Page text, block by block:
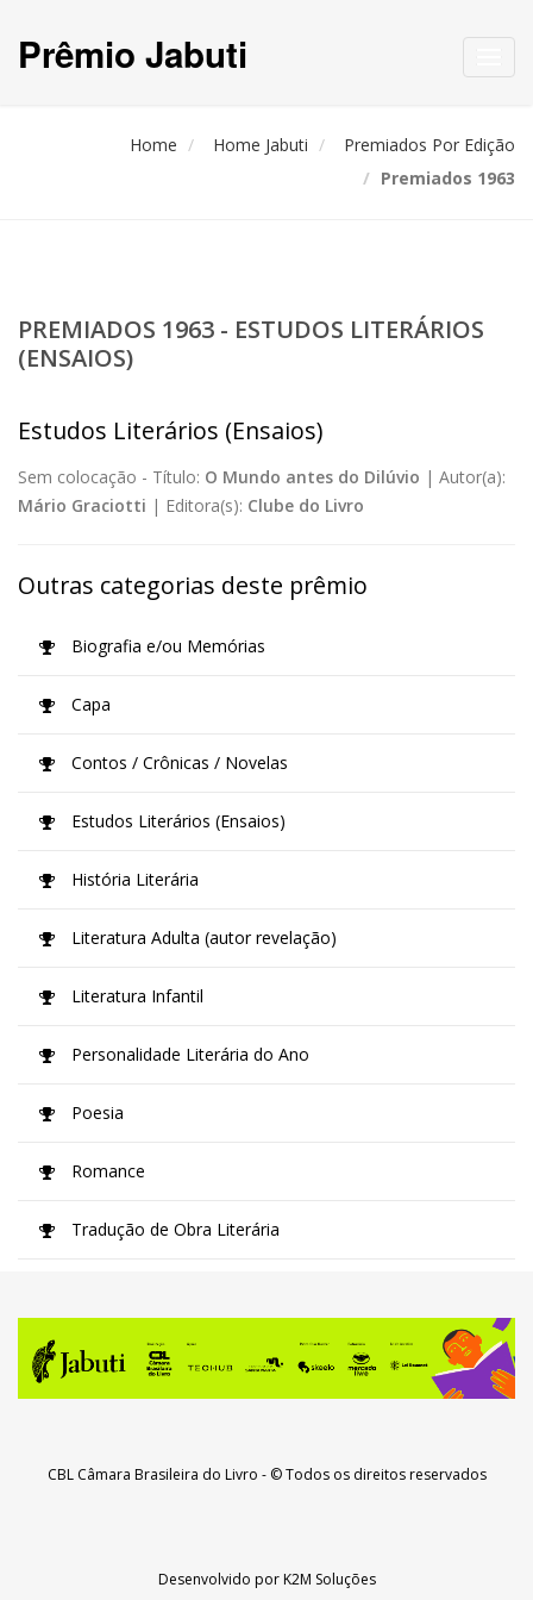
Prêmio Jabuti
Home Home Jabuti
Premiados Por Edição
Premiados 1963
PREMIADOS 1963 - ESTUDOS LITERÁRIOS
(ENSAIOS)
Estudos Literários (Ensaios)
Sem colocação - Título: O Mundo antes do Dilúvio | Autor(a):
Mário Graciotti | Editora(s): Clube do Livro
Outras categorias deste prêmio
Biografia e/ou Memórias
Capa
Contos / Crônicas / Novelas
Estudos Literários (Ensaios)
História Literária
Literatura Adulta (autor revelação)
Literatura Infantil
Personalidade Literária do Ano
Poesia
Romance
Tradução de Obra Literária
CBL Câmara Brasileira do Livro - © Todos os direitos reservados
Desenvolvido porK2M Soluções